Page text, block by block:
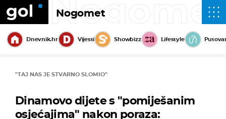
Nogomet
Dnevnik.hr Vijesti Showbizz Lifestyle
"TAJ NAS JE STVARNO SLOMIO"
Dinamovo dijete s "pomiješanim
osjećajima" nakon poraza: